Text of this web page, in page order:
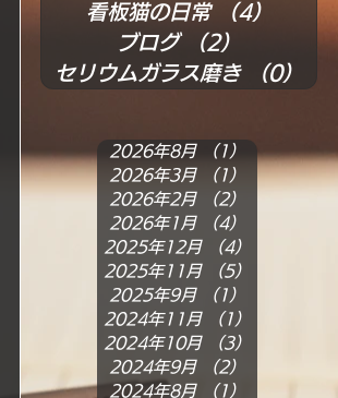
看板猫の日常
（4）
ブログ
（2）
2件の記事
セリウムガラス磨き
（0）
2026年8月 （1）
1件の記事
2026年3月
（1）
1件の記事
2026年2月
（2）
2026年1月
（4）
2025年12月
（4）
2025年11月
（5）
2025年9月
（1）
2024年11月
（1）
2024年10月
（3）
2024年9月
（2）
2024年8月
（1）